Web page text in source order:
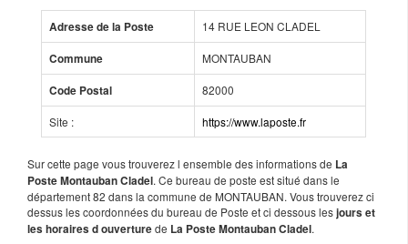
Adresse de la Poste 14 RUE LEON CLADEL
Commune MONTAUBAN
Code Postal 82000
Site : https://www.laposte.fr
Sur cette page vous trouverez l ensemble des informations de La
Poste Montauban Cladel. Ce bureau de poste est situé dans le
département 82 dans la commune de MONTAUBAN. Vous trouverez ci
dessus les coordonnées du bureau de Poste et ci dessous lesjours et
les horaires d ouverturede La Poste Montauban Cladel.